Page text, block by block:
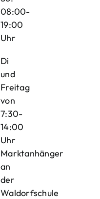
08:00-
19:00
Uhr
Di
und
Freitag
von
7:30-
14:00
Uhr
Marktanhänger
an
der
Waldorfschule